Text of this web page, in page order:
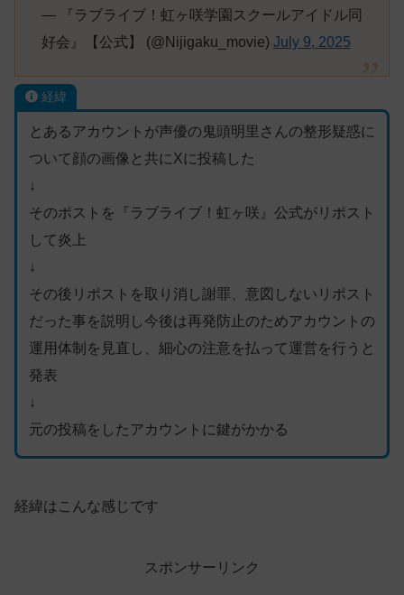
— 『ラブライブ！虹ヶ咲学園スクールアイドル同
好会』【公式】 (@Nijigaku_movie) July 9, 2025
経緯
とあるアカウントが声優の鬼頭明里さんの整形疑惑に
ついて顔の画像と共にXに投稿した
↓
そのポストを『ラブライブ！虹ヶ咲』公式がリポスト
して炎上
↓
その後リポストを取り消し謝罪、意図しないリポスト
だった事を説明し今後は再発防止のためアカウントの
運用体制を見直し、細心の注意を払って運営を行うと
発表
↓
元の投稿をしたアカウントに鍵がかかる
経緯はこんな感じです
スポンサーリンク